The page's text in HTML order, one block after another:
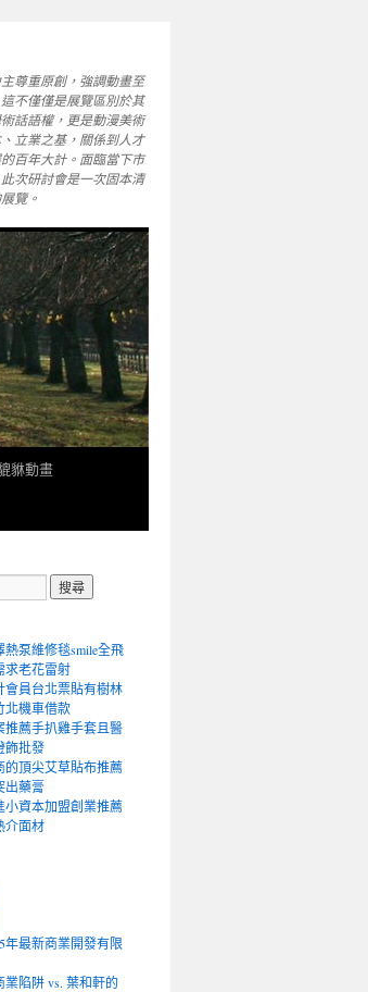
尊重原創，強調動畫至
不僅僅是展覽區別於其
話語權，更是動漫美術
立業之基，關係到人才
百年大計。面臨當下市
次研討會是一次固本清
覽。
貅動畫
泵維修毯smile全飛
求老花雷射
會員台北票貼有樹林
北機車借款
推薦手扒雞手套且醫
飾批發
的頂尖艾草貼布推薦
出藥膏
小資本加盟創業推薦
介面材
年最新商業開發有限
業陷阱 vs. 葉和軒的